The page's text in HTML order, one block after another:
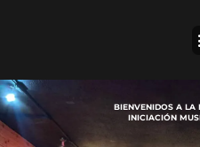
BIENVENIDOS A LA
INICIACIÓN